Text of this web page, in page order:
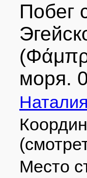
Побег
моря.
Место